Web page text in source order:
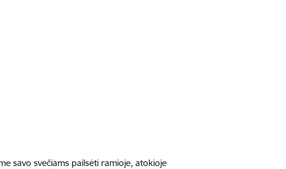
savo svečiams pailsėti ramioje, atokioje